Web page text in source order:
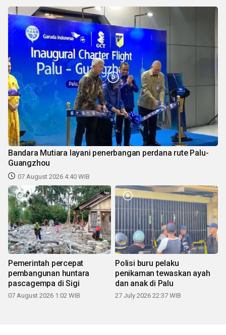
Bandara Mutiara layani penerbangan perdana rute Palu-
Guangzhou
07 August 2026 4:40 WIB
Pemerintah percepat
pembangunan huntara
pascagempa di Sigi
07 August 2026 1:02 WIB
Polisi buru pelaku
penikaman tewaskan ayah
dan anak di Palu
27 July 2026 22:37 WIB